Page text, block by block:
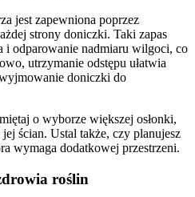
jest zapewniona poprzez
strony doniczki. Taki zapas
i odparowanie nadmiaru wilgoci, co
utrzymanie odstępu ułatwia
doniczki do
o wyborze większej osłonki,
ścian. Ustal także, czy planujesz
wymaga dodatkowej przestrzeni.
roślin